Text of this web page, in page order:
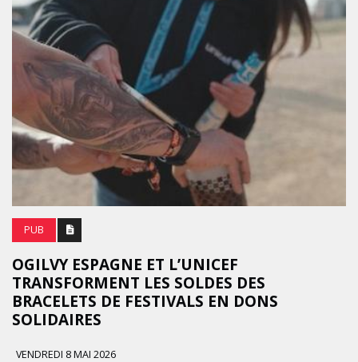
PUB
OGILVY ESPAGNE ET L’UNICEF
TRANSFORMENT LES SOLDES DES
BRACELETS DE FESTIVALS EN DONS
SOLIDAIRES
VENDREDI 8 MAI 2026